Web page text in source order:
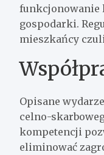
funkcjonowanie
gospodarki.
mieszkańcy
Opisane
celno-
kompetencji
eliminować